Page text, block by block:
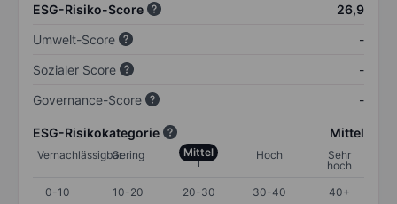
ESG-Risiko-Score
26,9
Umwelt-Score
-
Sozialer Score
-
Governance-Score
-
ESG-Risikokategorie Mittel
VernachlässigbarGering Mittel Hoch
Sehr
hoch
0-10
10-20 20-30 30-40 40+